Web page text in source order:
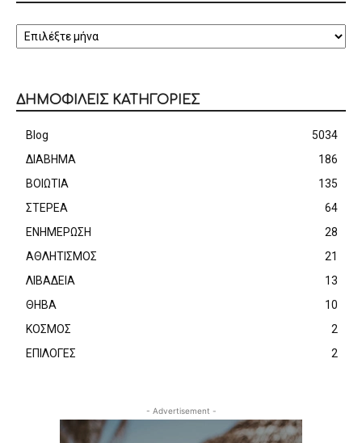
ΔΗΜΟΦΙΛΕΙΣ ΚΑΤΗΓΟΡΙΕΣ
Blog
5034
ΔΙΑΒΗΜΑ
186
ΒΟΙΩΤΙΑ
135
ΣΤΕΡΕΑ
64
ΕΝΗΜΕΡΩΣΗ
28
ΑΘΛΗΤΙΣΜΟΣ
21
ΛΙΒΑΔΕΙΑ
13
ΘΗΒΑ
10
ΚΟΣΜΟΣ
2
ΕΠΙΛΟΓΕΣ
2
- Advertisement -